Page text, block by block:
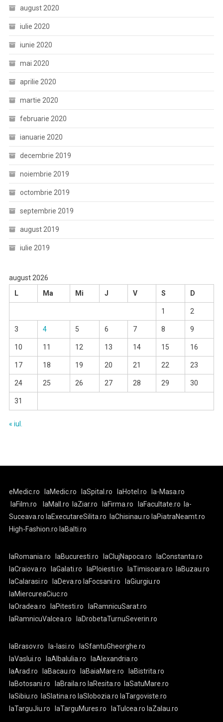
august 2020
iulie 2020
iunie 2020
mai 2020
aprilie 2020
martie 2020
februarie 2020
ianuarie 2020
decembrie 2019
noiembrie 2019
octombrie 2019
septembrie 2019
august 2019
iulie 2019
august 2026
L
Ma Mi J V S D
1 2
3 4 5 6 7 8 9
10 11 12 13 14 15 16
17 18 19 20 21 22 23
24 25 26 27 28 29 30
31
« iul.
eMedic.ro laMedic.ro laSpital.ro laHotel.ro
la-Masa.ro
laFilm.ro
laMall.ro laZiar.ro laFirma.ro laFacultate.ro
la-
Suceava.ro laExecutareSilita.ro laChisinau.ro laPiatraNeamt.ro
High-Fashion.ro laBalti.ro
laRomania.ro laBucuresti.ro laClujNapoca.ro
laConstanta.ro
laCraiova.ro
laGalati.ro laPloiesti.ro laTimisoara.ro
laBuzau.ro
laCalarasi.ro
laDeva.ro laFocsani.ro
laGiurgiu.ro
laMiercureaCiuc.ro
laOradea.ro
laPitesti.ro
laRamnicuSarat.ro
laRamnicuValcea.ro
laDrobetaTurnuSeverin.ro
laBrasov.ro la-Iasi.ro
laSfantuGheorghe.ro
laVaslui.ro
laAlbaIulia.ro
laAlexandria.ro
laArad.ro
laBacau.ro laBaiaMare.ro
laBistrita.ro
laBotosani.ro
laBraila.ro laResita.ro
laSatuMare.ro
laSibiu.ro
laSlatina.ro laSlobozia.ro laTargoviste.ro
laTarguJiu.ro
laTarguMures.ro laTulcea.ro laZalau.ro